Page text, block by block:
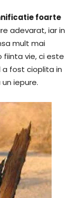
foarte
adevarat, iar in
mult mai
fiinta vie, ci este
fost cioplita in
iepure.